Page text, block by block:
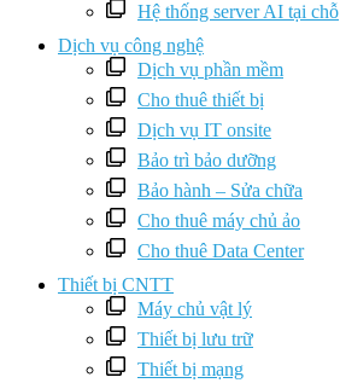
Hệ thống server AI tại chỗ
Dịch vụ công nghệ
Dịch vụ phần mềm
Cho thuê thiết bị
Dịch vụ IT onsite
Bảo trì bảo dưỡng
Bảo hành – Sửa chữa
Cho thuê máy chủ ảo
Cho thuê Data Center
Thiết bị CNTT
Máy chủ vật lý
Thiết bị lưu trữ
Thiết bị mạng